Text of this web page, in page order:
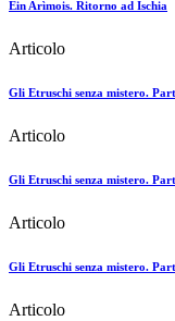
Ein Arìmois. Ritorno ad Ischia
Articolo
Gli Etruschi senza mistero.
Articolo
Gli Etruschi senza mistero.
Articolo
Gli Etruschi senza mistero.
Articolo